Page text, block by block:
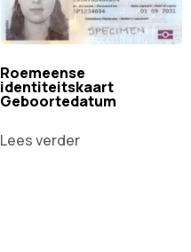
Roemeense
identiteitskaart
Geboortedatum
Lees verder